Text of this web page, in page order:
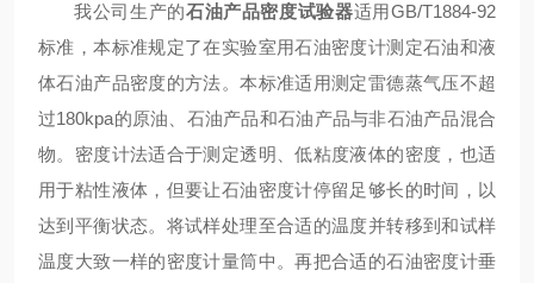
我公司生产的石油产品密度试验器适用GB/T1884-92
标准，本标准规定了在实验室用石油密度计测定石油和液
体石油产品密度的方法。本标准适用测定雷德蒸气压不超
过180kpa的原油、石油产品和石油产品与非石油产品混合
物。密度计法适合于测定透明、低粘度液体的密度，也适
用于粘性液体，但要让石油密度计停留足够长的时间，以
达到平衡状态。将试样处理至合适的温度并转移到和试样
温度大致一样的密度计量筒中。再把合适的石油密度计垂